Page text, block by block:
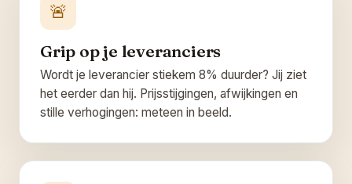
🚨
Grip op je leveranciers
Wordt je leverancier stiekem 8% duurder? Jij ziet
het eerder dan hij. Prijsstijgingen, afwijkingen en
stille verhogingen: meteen in beeld.